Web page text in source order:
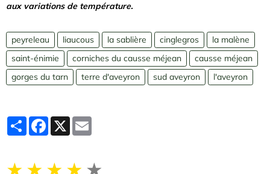
aux variations de température.
peyreleau liaucous la sablière cinglegros
la malène
saint-énimie
corniches du causse méjean
causse méjean
gorges du tarn
terre d'aveyron sud aveyron l'aveyron
PartagerFacebook
X
★ ★ ★ ★ ★